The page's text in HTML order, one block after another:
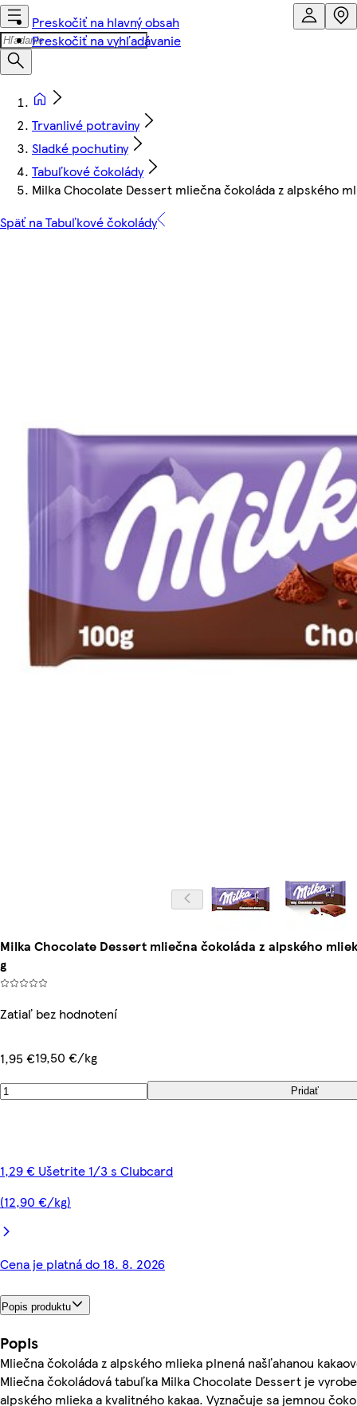
Preskočiť na hlavný obsah
Preskočiť na vyhľadávanie
Trvanlivé potraviny
Sladké pochutiny
Tabuľkové čokolády
Milka Chocolate Dessert mliečna čokoláda z alpského
Späť na Tabuľkové čokolády
Milka Chocolate Dessert mliečna čokoláda z alpského
g
Zatiaľ bez hodnotení
1,95 €19,50 €/kg
Pridať
1,29 € Ušetrite 1/3 s Clubcard
(12,90 €/kg)
Cena je platná do 18. 8. 2026
Popis produktu
Popis
Mliečna čokoláda z alpského mlieka plnená našľahanou
Mliečna čokoládová tabuľka Milka Chocolate Dessert je
alpského mlieka a kvalitného kakaa. Vyznačuje sa jemnou